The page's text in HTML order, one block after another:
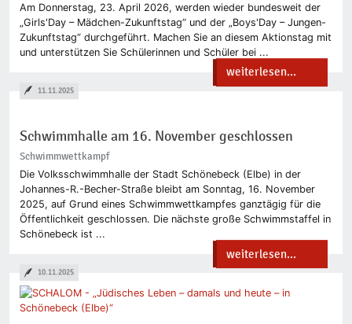
Am Donnerstag, 23. April 2026, werden wieder bundesweit der
„Girls'Day – Mädchen-Zukunftstag“ und der „Boys'Day – Jungen-
Zukunftstag“ durchgeführt. Machen Sie an diesem Aktionstag mit
und unterstützen Sie Schülerinnen und Schüler bei ...
weiterlesen...
Schwimmhalle am 16. November geschlossen
Schwimmwettkampf
Die Volksschwimmhalle der Stadt Schönebeck (Elbe) in der
Johannes-R.-Becher-Straße bleibt am Sonntag, 16. November
2025, auf Grund eines Schwimmwettkampfes ganztägig für die
Öffentlichkeit geschlossen. Die nächste große Schwimmstaffel in
Schönebeck ist ...
weiterlesen...
11.11.2025
10.11.2025